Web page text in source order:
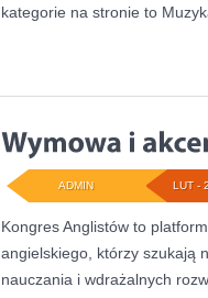
kategorie na stronie to
LUT -
ADMIN
Kongres Anglistów to
angielskiego, którzy szukają
nauczania i wdrażalnych